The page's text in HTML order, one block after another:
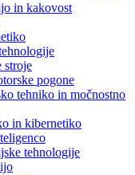
in kakovost
stroje
pogone
tehniko in močnostno
in kibernetiko
tehnologije